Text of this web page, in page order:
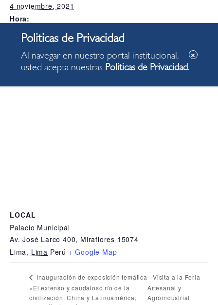
4 noviembre, 2021
Hora:
11:00
Categoría del Evento:
Alcaldia
LOCAL
Palacio Municipal
Av. José Larco 400, Miraflores 15074
Lima, Lima Perú + Google Map
Inauguración de exposición temática
«El extenso y caudaloso río de la
civilización: China y Latinoamérica,
Visita a la Feria
Artesanal y
Agroindustrial
Al navegar en nuestro portal institucional,
usted acepta nuestras Politicas de Privacidad.